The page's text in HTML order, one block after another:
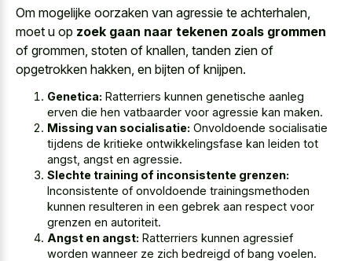
Om mogelijke oorzaken van agressie te achterhalen,
moet u op zoek gaan naar tekenen zoals grommen
of grommen, stoten of knallen, tanden zien of
opgetrokken hakken, en bijten of knijpen.
Genetica: Ratterriers kunnen genetische aanleg
erven die hen vatbaarder voor agressie kan maken.
Missing van socialisatie: Onvoldoende socialisatie
tijdens de kritieke ontwikkelingsfase kan leiden tot
angst, angst en agressie.
Slechte training of inconsistente grenzen:
Inconsistente of onvoldoende trainingsmethoden
kunnen resulteren in een gebrek aan respect voor
grenzen en autoriteit.
Angst en angst: Ratterriers kunnen agressief
worden wanneer ze zich bedreigd of bang voelen.